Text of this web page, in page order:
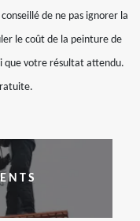
de ne pas ignorer la
le coût de la peinture de
que votre résultat attendu.